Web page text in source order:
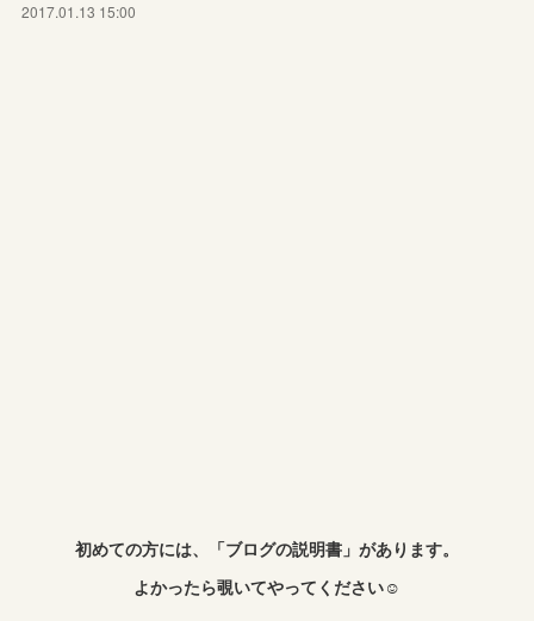
2017.01.13 15:00
初めての方には、「ブログの説明書」があります。
よかったら覗いてやってください☺︎